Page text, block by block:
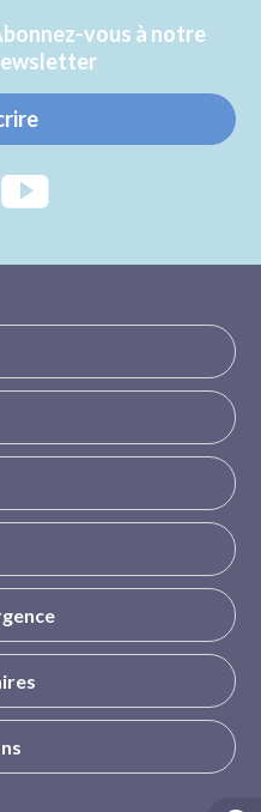
vous à notre
Rejoignez